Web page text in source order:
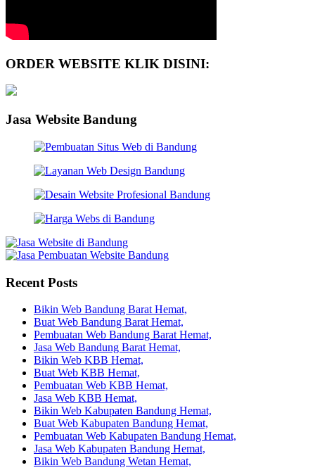
ORDER WEBSITE KLIK DISINI:
Jasa Website Bandung
Recent Posts
Bikin Web Bandung Barat Hemat,
Buat Web Bandung Barat Hemat,
Pembuatan Web Bandung Barat Hemat,
Jasa Web Bandung Barat Hemat,
Bikin Web KBB Hemat,
Buat Web KBB Hemat,
Pembuatan Web KBB Hemat,
Jasa Web KBB Hemat,
Bikin Web Kabupaten Bandung Hemat,
Buat Web Kabupaten Bandung Hemat,
Pembuatan Web Kabupaten Bandung Hemat,
Jasa Web Kabupaten Bandung Hemat,
Bikin Web Bandung Wetan Hemat,